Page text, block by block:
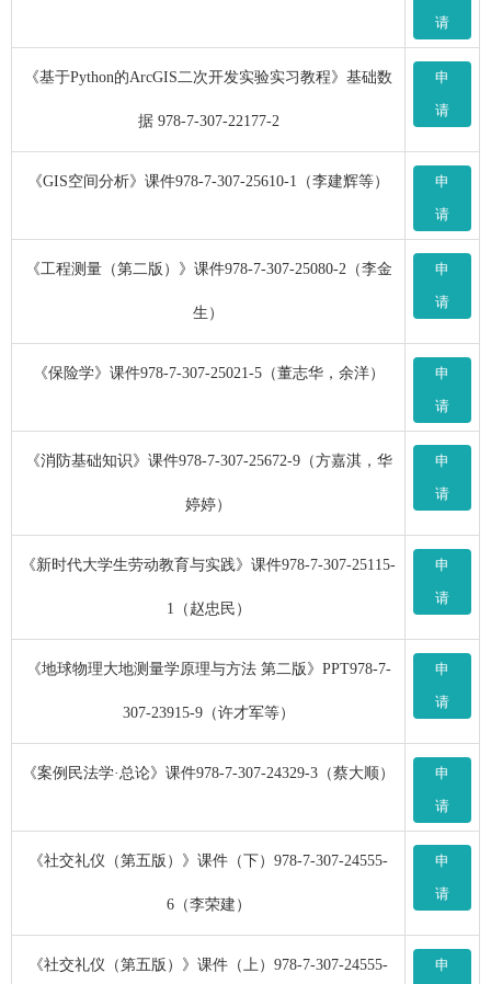
请
《基于Python的ArcGIS二次开发实验实习教程》基础数
据 978-7-307-22177-2
申
请
《GIS空间分析》课件978-7-307-25610-1（李建辉等）
申
请
《工程测量（第二版）》课件978-7-307-25080-2（李金
生）
申
请
《保险学》课件978-7-307-25021-5（董志华，余洋）
申
请
《消防基础知识》课件978-7-307-25672-9（方嘉淇，华
婷婷）
申
请
《新时代大学生劳动教育与实践》课件978-7-307-25115-
1（赵忠民）
申
请
《地球物理大地测量学原理与方法 第二版》PPT978-7-
307-23915-9（许才军等）
申
请
《案例民法学·总论》课件978-7-307-24329-3（蔡大顺）
申
请
《社交礼仪（第五版）》课件（下）978-7-307-24555-
6（李荣建）
申
请
《社交礼仪（第五版）》课件（上）978-7-307-24555- 申